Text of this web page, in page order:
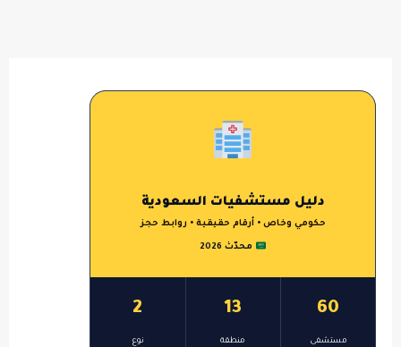
دليل مستشفيات السعودية
حكومي وخاص • أرقام حقيقية • روابط حجز
محدّث 2026
60
مستشفى
13
منطقة
2
نوع